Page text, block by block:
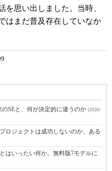
を思い出しました。当時、
はまだ普及存在していなか
SEと、何が決定的に違うのか (2026/
ロジェクトは成功しないのか、ある
はいったい何か。無料版7モデルに